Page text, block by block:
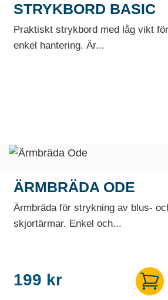
STRYKBORD BASIC
Praktiskt strykbord med låg vikt för
enkel hantering. Är...
ÄRMBRÄDA ODE
Ärmbräda för strykning av blus-
skjortärmar. Enkel och...
199 kr